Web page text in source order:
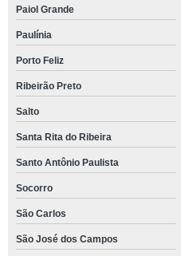
Paiol Grande
Paulínia
Porto Feliz
Ribeirão Preto
Salto
Santa Rita do Ribeira
Santo Antônio Paulista
Socorro
São Carlos
São José dos Campos